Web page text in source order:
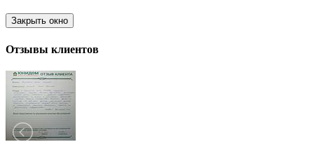
Закрыть окно
Отзывы клиентов